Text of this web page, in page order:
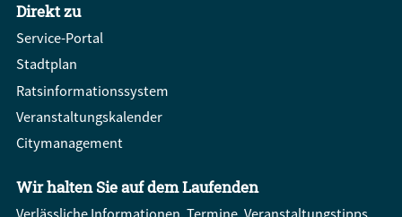
Direkt zu
Service-Portal
Stadtplan
Ratsinformationssystem
Veranstaltungskalender
Citymanagement
Wir halten Sie auf dem Laufenden